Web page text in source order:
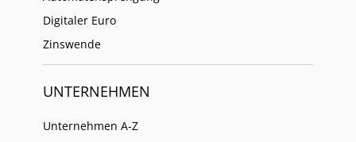
Digitaler Euro
Zinswende
UNTERNEHMEN
Unternehmen A-Z